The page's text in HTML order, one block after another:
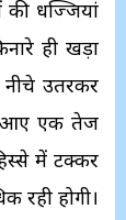
की धज्जियां
ही खड़ा
नीचे उतरकर
आए एक तेज
में टक्कर
रही होगी।